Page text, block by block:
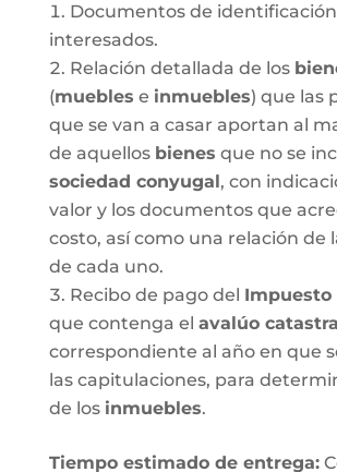
Documentos de
interesados.
Relación detallada de los
(muebles e inmuebles) que las
que se van a casar aportan al
de aquellos bienes que no se
sociedad conyugal, con
valor y los documentos que
costo, así como una relación de
de cada uno.
Recibo de pago del Impuesto
que contenga el avalúo
correspondiente al año en que
las capitulaciones, para
de los inmuebles.
Tiempo estimado de entrega: